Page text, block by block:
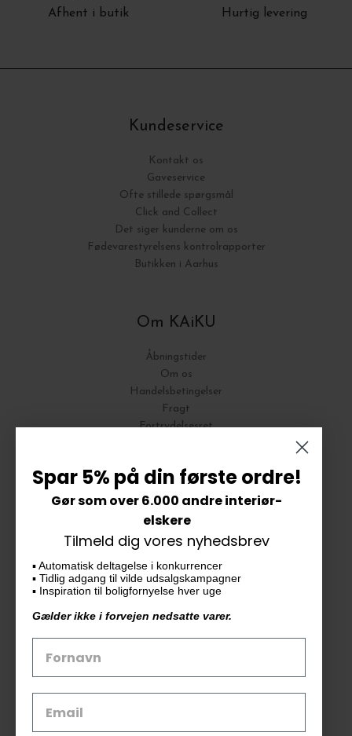
Afhent i butik Hurtig levering
Kundeservice
Kontakt os
Gaveservice
Ofte stillede spørgsmål
Click and Collect
Det siger kunderne om os
Fødevarestyrelsens kontrolrapporter
Butikken i Aarhus
Om KAiKU
Åbningstider
Om os
Handelsbetingelser
Fragt
Fortrydelsesret
Vores butik
KAiKU ApS
Langdalsvej 46, bygning 7
8220 Brabrand
Tlf. 33 11 19 07
CVR-nr. 30715349
Spar 5% på din første ordre!
Gør som over 6.000 andre interiør-
elskere
Tilmeld dig vores nyhedsbrev
▪️ Automatisk deltagelse i konkurrencer
▪️ Tidlig adgang til vilde udsalgskampagner
▪️ Inspiration til boligfornyelse hver uge
Gælder ikke i forvejen nedsatte varer.